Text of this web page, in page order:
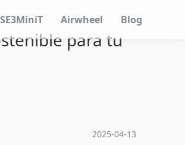
Airwheel Blog
para tu
2025-04-13